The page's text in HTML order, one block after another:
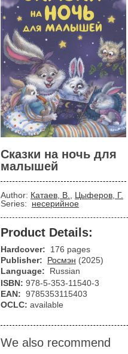
Сказки на ночь для
малышей
Author: Катаев, В.
Цыферов, Г.
Series:
несерийное
Product Details:
Hardcover:
176 pages
Publisher:
Росмэн (2025)
Language:
Russian
ISBN: 978-5-353-11540-3
EAN: 9785353115403
OCLC: available
We also recommend